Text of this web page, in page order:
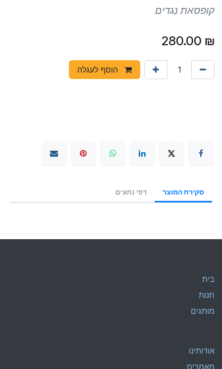
קופסאת נגדים
₪
280.00
הוסף לעגלה
סקירת המוצר דפי נתונים
בית
חנות
מותגים
אודותינו
מאמרים